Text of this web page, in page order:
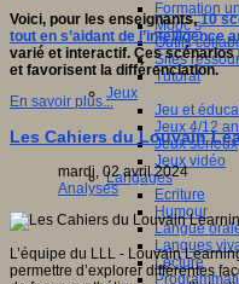
Formation
Mooc’s
Outils
Sites
Tutorat
Jeux
Jeu et
Jeux 4/12
Jeux sérieux
Jeux vidéo
Langages
Ecriture
Humour
Langue
Langues
Lecture
Voici, pour les enseignants,10
tout en s’aidant de l’intelligence
varié et interactif. Ces
et favorisent la différenciation.
En savoir plus...
Les Cahiers du Louvain
mardi, 02 avril 2024
Analyses
L’équipe du LLL - Louvain
permettre d’explorer différentes